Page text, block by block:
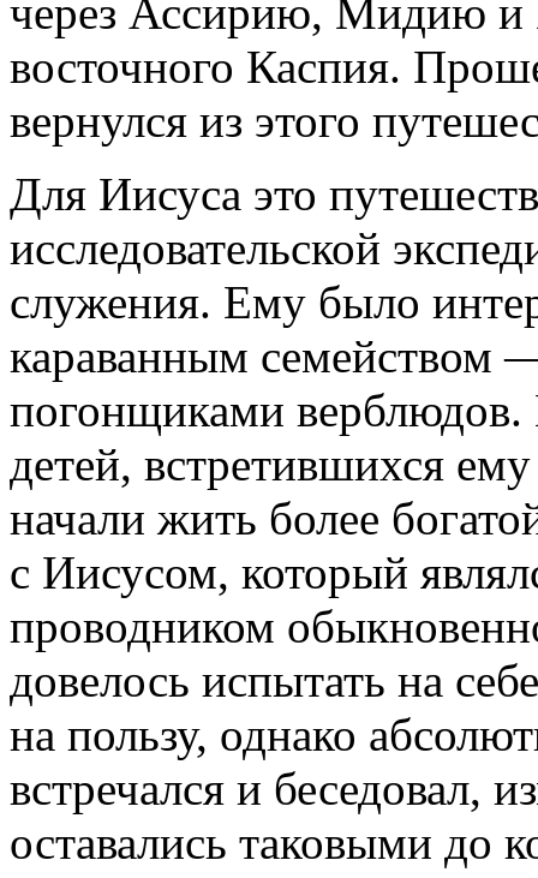
через Ассирию, Мидию
восточного Каспия.
вернулся из этого
Для Иисуса это
исследовательской
служения. Ему было
караванным семейством
погонщиками
детей, встретившихся
начали жить более
с Иисусом, который
проводником
довелось испытать на
на пользу, однако
встречался и беседовал,
оставались таковыми до